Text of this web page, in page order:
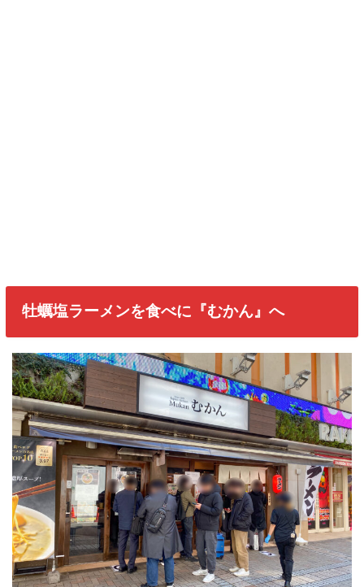
牡蠣塩ラーメンを食べに『むかん』へ